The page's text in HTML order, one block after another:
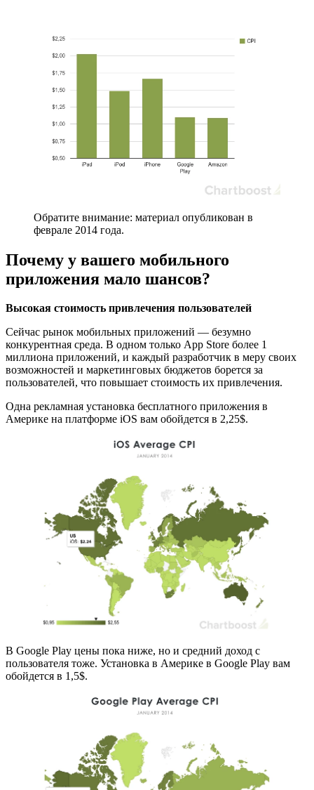
Обратите внимание: материал опубликован в
феврале 2014 года.
Почему у вашего мобильного
приложения мало шансов?
Высокая стоимость привлечения пользователей
Сейчас рынок мобильных приложений — безумно
конкурентная среда. В одном только App Store более 1
миллиона приложений, и каждый разработчик в меру своих
возможностей и маркетинговых бюджетов борется за
пользователей, что повышает стоимость их привлечения.
Одна рекламная установка бесплатного приложения в
Америке на платформе iOS вам обойдется в 2,25$.
В Google Play цены пока ниже, но и средний доход с
пользователя тоже. Установка в Америке в Google Play вам
обойдется в 1,5$.